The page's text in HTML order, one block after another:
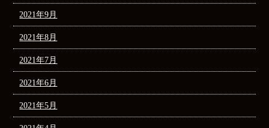
2021年9月
2021年8月
2021年7月
2021年6月
2021年5月